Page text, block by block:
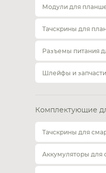
Модули для
Тачскрины для
Разъемы питания
Шлейфы и
Комплектующие
Тачскрины для
Аккумуляторы для